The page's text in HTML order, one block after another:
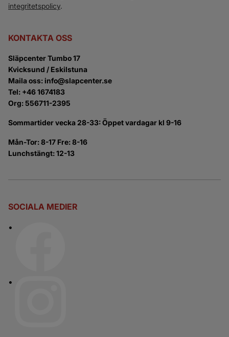
integritetspolicy.
KONTAKTA OSS
Släpcenter Tumbo 17
Kvicksund / Eskilstuna
Maila oss: info@slapcenter.se
Tel: +46 1674183
Org: 556711-2395
Sommartider vecka 28-33: Öppet vardagar kl 9-16
Mån-Tor: 8-17 Fre: 8-16
Lunchstängt: 12-13
SOCIALA MEDIER